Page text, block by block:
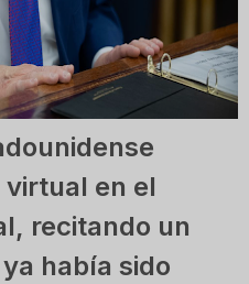
en el
recitando un
había sido